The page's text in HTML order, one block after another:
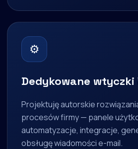
⚙
Dedykowane wtyczki
Projektuję autorskie
procesów firmy — panele
automatyzacje, integracje,
obsługę wiadomości e-mail.